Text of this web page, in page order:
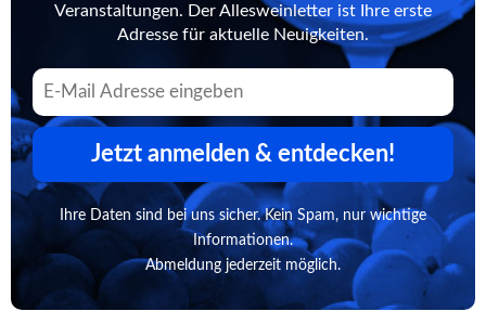
Veranstaltungen. Der Allesweinletter ist Ihre erste
Adresse für aktuelle Neuigkeiten.
Jetzt anmelden & entdecken!
Ihre Daten sind bei uns sicher. Kein Spam, nur wichtige
Informationen.
Abmeldung jederzeit möglich.